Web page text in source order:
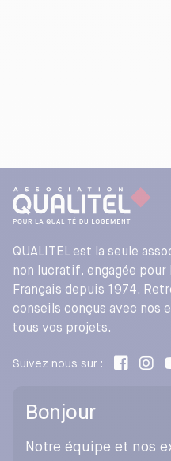
QUALITEL est la seule
non lucratif, engagée
Français depuis 1974.
conseils conçus avec nos
tous vos projets.
Suivez nous sur :
Bonjour
Notre équipe et nos